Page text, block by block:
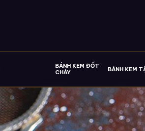
BÁNH KEM ĐỐT
CHÁY
BÁNH KEM